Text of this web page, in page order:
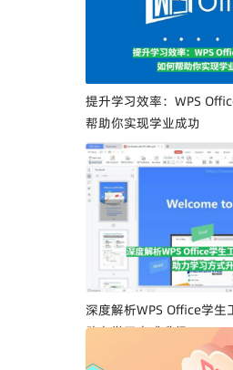
提升学习效率：WPS
帮助你实现学业成功
深度解析WPS Office学生
助力学习方式升级